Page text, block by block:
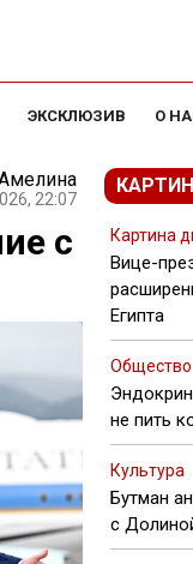
ЭКСКЛЮЗИВ О
22:07
с Картина
Вице-
Египта
Общество
не пить
Культура
Бутман
с